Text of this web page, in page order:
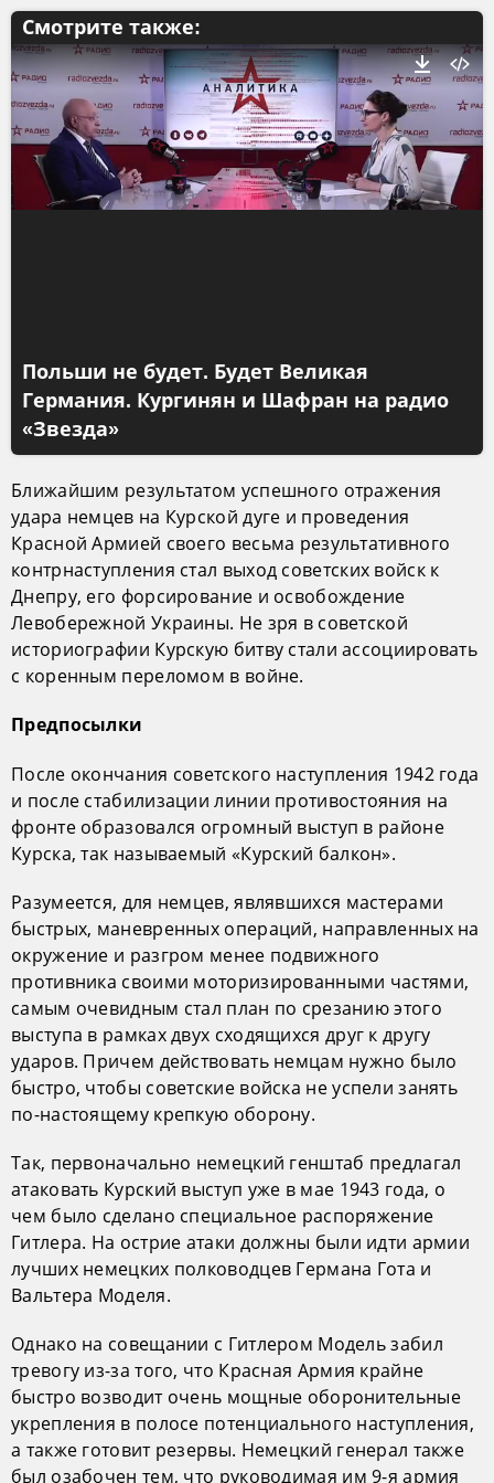
Смотрите также:
Польши не будет. Будет Великая
Германия. Кургинян и Шафран на радио
«Звезда»
Ближайшим результатом успешного отражения
удара немцев на Курской дуге и проведения
Красной Армией своего весьма результативного
контрнаступления стал выход советских войск к
Днепру, его форсирование и освобождение
Левобережной Украины. Не зря в советской
историографии Курскую битву стали ассоциировать
с коренным переломом в войне.
Предпосылки
После окончания советского наступления 1942 года
и после стабилизации линии противостояния на
фронте образовался огромный выступ в районе
Курска, так называемый «Курский балкон».
Разумеется, для немцев, являвшихся мастерами
быстрых, маневренных операций, направленных на
окружение и разгром менее подвижного
противника своими моторизированными частями,
самым очевидным стал план по срезанию этого
выступа в рамках двух сходящихся друг к другу
ударов. Причем действовать немцам нужно было
быстро, чтобы советские войска не успели занять
по-настоящему крепкую оборону.
Так, первоначально немецкий генштаб предлагал
атаковать Курский выступ уже в мае 1943 года, о
чем было сделано специальное распоряжение
Гитлера. На острие атаки должны были идти армии
лучших немецких полководцев Германа Гота и
Вальтера Моделя.
Однако на совещании с Гитлером Модель забил
тревогу из-за того, что Красная Армия крайне
быстро возводит очень мощные оборонительные
укрепления в полосе потенциального наступления,
а также готовит резервы. Немецкий генерал также
был озабочен тем, что руководимая им 9-я армия